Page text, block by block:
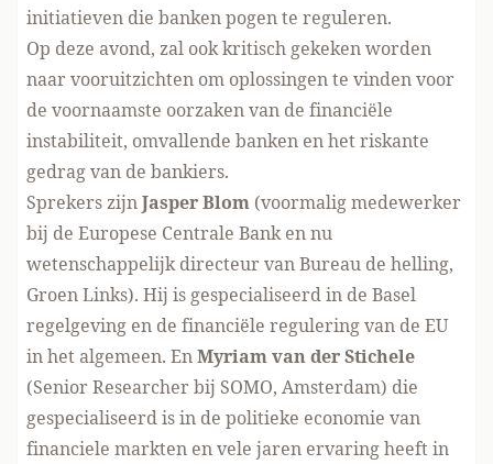
initiatieven die banken pogen te reguleren.
Op deze avond, zal ook kritisch gekeken worden
naar vooruitzichten om oplossingen te vinden voor
de voornaamste oorzaken van de financiële
instabiliteit, omvallende banken en het riskante
gedrag van de bankiers.
Sprekers zijnJasper Blom (voormalig medewerker
bij de Europese Centrale Bank en nu
wetenschappelijk directeur van Bureau de helling,
Groen Links). Hij is gespecialiseerd in de Basel
regelgeving en de financiële regulering van de EU
in het algemeen. EnMyriam van der Stichele
(Senior Researcher bij SOMO, Amsterdam) die
gespecialiseerd is in de politieke economie van
financiele markten en vele jaren ervaring heeft in